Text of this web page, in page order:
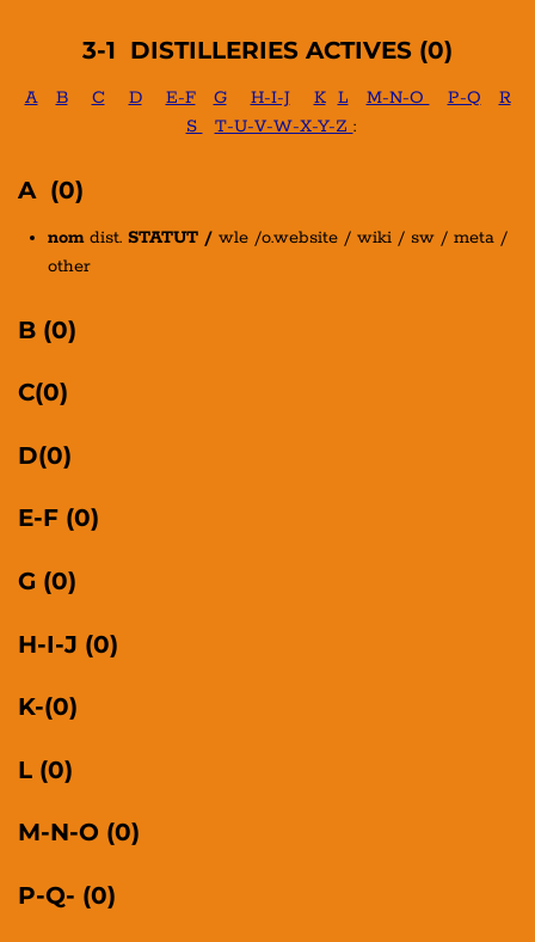
3-1 DISTILLERIES ACTIVES (0)
A B C D E-F G H-I-J K L M-N-O P-Q
R
S
T-U-V-W-X-Y-Z :
A (0)
nom dist. STATUT / wle /o.website / wiki / sw / meta /
other
B (0)
C(0)
D(0)
E-F (0)
G (0)
H-I-J (0)
K-(0)
L (0)
M-N-O (0)
P-Q- (0)